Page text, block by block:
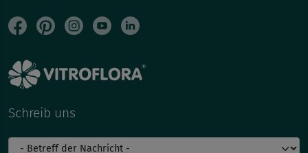
Schreib uns